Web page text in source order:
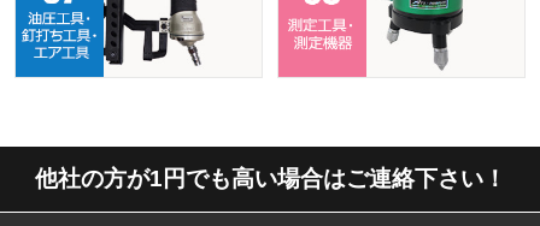
他社の方が1円でも高い場合はご連絡下さい！